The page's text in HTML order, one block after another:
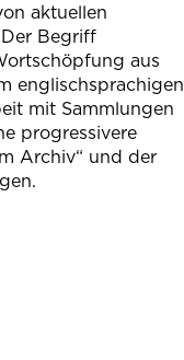
aktuellen
Begriff
aus
englischsprachigen
mit Sammlungen
progressivere
Archiv“ und der